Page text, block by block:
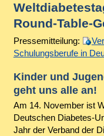
Round-Table-
Pressemitteilung:
Schulungsberufe in
Kinder und
geht uns alle an!
Am 14. November ist
Deutschen Diabetes-
Jahr der Verband der